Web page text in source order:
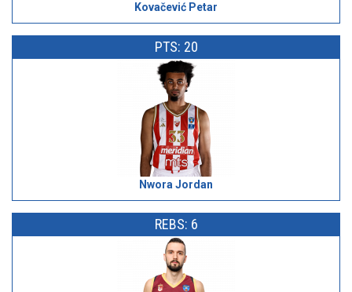
Kovačević Petar
PTS: 20
Nwora Jordan
REBS: 6